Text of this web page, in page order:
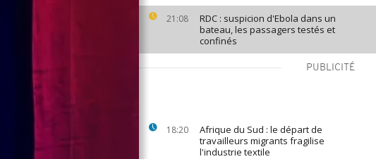
21:08
RDC : suspicion d'Ebola dans un
bateau, les passagers testés et
confinés
PUBLICITÉ
18:20
Afrique du Sud : le départ de
travailleurs migrants fragilise
l'industrie textile